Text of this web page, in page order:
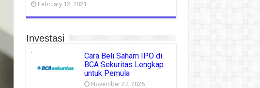
February 12, 2021
Investasi
Cara Beli Saham IPO di
BCA Sekuritas Lengkap
untuk Pemula
November 27, 2025